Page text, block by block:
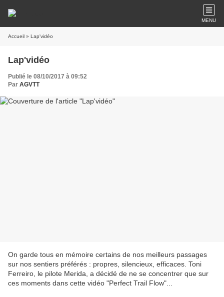
MENU
Accueil » Lap'vidéo
Lap'vidéo
Publié le 08/10/2017 à 09:52
Par AGVTT
On garde tous en mémoire certains de nos meilleurs passages
sur nos sentiers préférés : propres, silencieux, efficaces. Toni
Ferreiro, le pilote Merida, a décidé de ne se concentrer que sur
ces moments dans cette vidéo "Perfect Trail Flow"...